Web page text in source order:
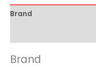
Brand
Brand